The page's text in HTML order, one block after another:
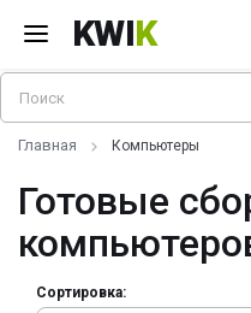
KWIK
Главная Компьютеры
Готовые
Сортировка: